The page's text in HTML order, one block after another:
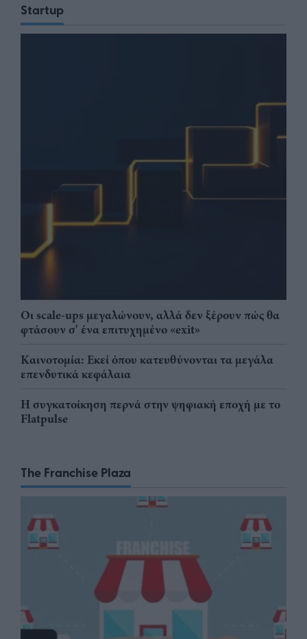
Startup
Οι scale-ups μεγαλώνουν, αλλά δεν ξέρουν πώς θα
φτάσουν σ' ένα επιτυχημένο «exit»
Καινοτομία: Εκεί όπου κατευθύνονται τα μεγάλα
επενδυτικά κεφάλαια
Η συγκατοίκηση περνά στην ψηφιακή εποχή με το
Flatpulse
The Franchise Plaza